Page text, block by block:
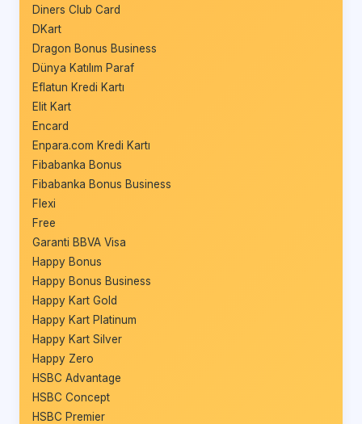
Diners Club Card
DKart
Dragon Bonus Business
Dünya Katılım Paraf
Eflatun Kredi Kartı
Elit Kart
Encard
Enpara.com Kredi Kartı
Fibabanka Bonus
Fibabanka Bonus Business
Flexi
Free
Garanti BBVA Visa
Happy Bonus
Happy Bonus Business
Happy Kart Gold
Happy Kart Platinum
Happy Kart Silver
Happy Zero
HSBC Advantage
HSBC Concept
HSBC Premier